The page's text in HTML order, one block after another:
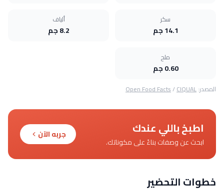
سكر
14.1 جم
ألياف
8.2 جم
ملح
0.60 جم
المصدر: Open Food Facts/CIQUAL
اطبخ باللي عندك
ابحث عن وصفات بناءً على مكوناتك.
جربه الآن
خطوات التحضير